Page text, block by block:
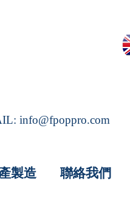
info@fpoppro.com
製造 聯絡我們